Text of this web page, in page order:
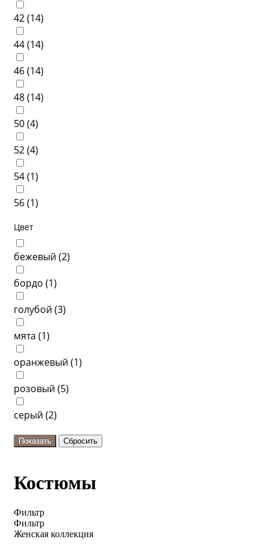
42 (14)
44 (14)
46 (14)
48 (14)
50 (4)
52 (4)
54 (1)
56 (1)
Цвет
бежевый (2)
бордо (1)
голубой (3)
мята (1)
оранжевый (1)
розовый (5)
серый (2)
Костюмы
Фильтр
Фильтр
Женская коллекция